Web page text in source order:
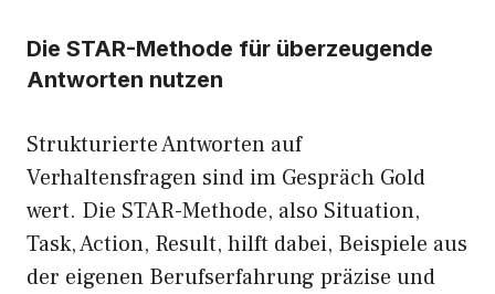
Die STAR-Methode für überzeugende
Antworten nutzen
Strukturierte Antworten auf
Verhaltensfragen sind im Gespräch Gold
wert. Die STAR-Methode, also Situation,
Task, Action, Result, hilft dabei, Beispiele aus
der eigenen Berufserfahrung präzise und